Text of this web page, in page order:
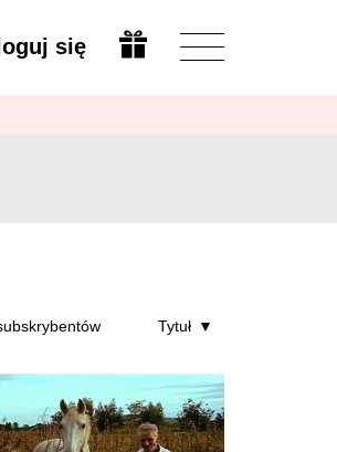
się Zmień
Tytuł